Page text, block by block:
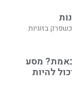
בזוגיות
מסע
להיות